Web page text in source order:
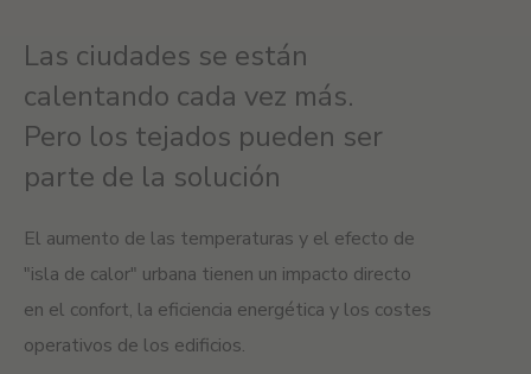
Las ciudades se están
calentando cada vez más.
Pero los tejados pueden ser
parte de la solución
El aumento de las temperaturas y el efecto de
"isla de calor" urbana tienen un impacto directo
en el confort, la eficiencia energética y los costes
operativos de los edificios.